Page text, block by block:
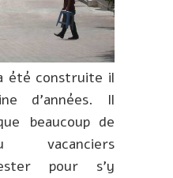
été construite il
d’années. Il
beaucoup de
vacanciers
pour s’y